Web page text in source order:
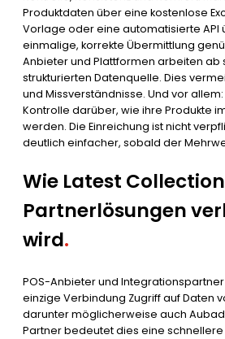
Produktdaten über eine kostenlose
Vorlage oder eine automatisierte API
einmalige, korrekte Übermittlung
Anbieter und Plattformen arbeiten ab
strukturierten Datenquelle. Dies
und Missverständnisse. Und vor
Kontrolle darüber, wie ihre Produkte
werden. Die Einreichung ist nicht
deutlich einfacher, sobald der
Wie Latest
Partnerlösungen
wird.
POS-Anbieter und
einzige Verbindung Zugriff auf Daten
darunter möglicherweise auch
Partner bedeutet dies eine schnellere